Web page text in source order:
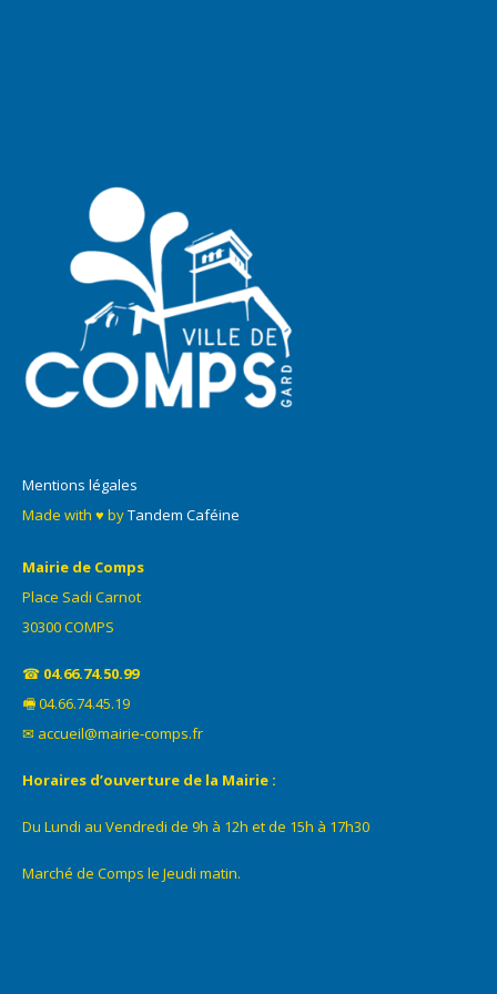
Mentions légales
Made with ♥ byTandem Caféine
Mairie de Comps
Place Sadi Carnot
30300 COMPS
☎ 04.66.74.50.99
🖷 04.66.74.45.19
✉ accueil@mairie-comps.fr
Horaires d’ouverture de la Mairie :
Du Lundi au Vendredi de 9h à 12h et de 15h à 17h30
Marché de Comps le Jeudi matin.